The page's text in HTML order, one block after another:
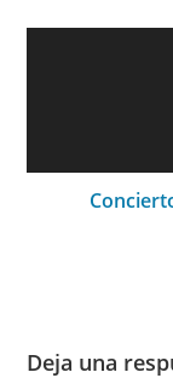
Deja una